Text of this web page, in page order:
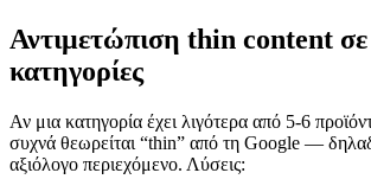
Αντιμετώπιση thin content σε
κατηγορίες
Αν μια κατηγορία έχει λιγότερα από 5-6
συχνά θεωρείται “thin” από τη Google —
αξιόλογο περιεχόμενο. Λύσεις: